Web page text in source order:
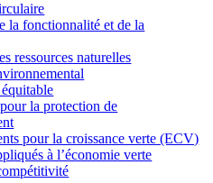
la fonctionnalité et de la
ressources naturelles
la protection de
pour la croissance verte (ECV)
à l’économie verte